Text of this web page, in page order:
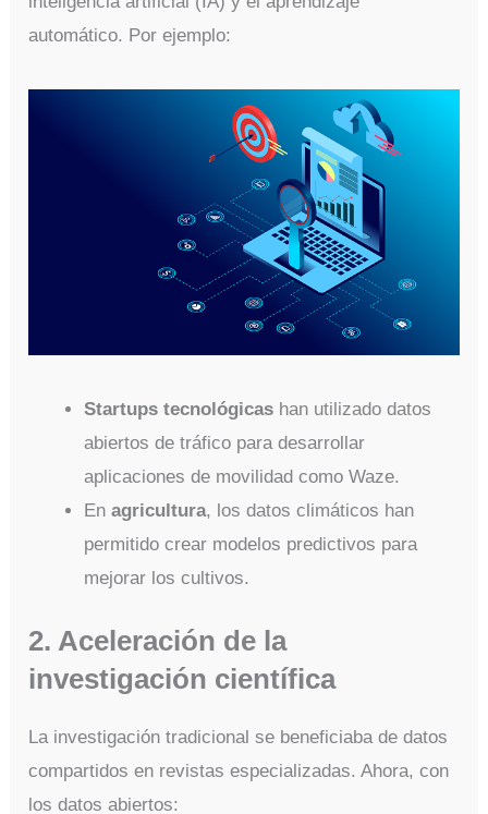
automático. Por ejemplo:
Startups tecnológicas han utilizado datos
abiertos de tráfico para desarrollar
aplicaciones de movilidad como Waze.
Enagricultura, los datos climáticos han
permitido crear modelos predictivos para
mejorar los cultivos.
2. Aceleración de la
investigación científica
La investigación tradicional se beneficiaba de datos
compartidos en revistas especializadas. Ahora, con
los datos abiertos: